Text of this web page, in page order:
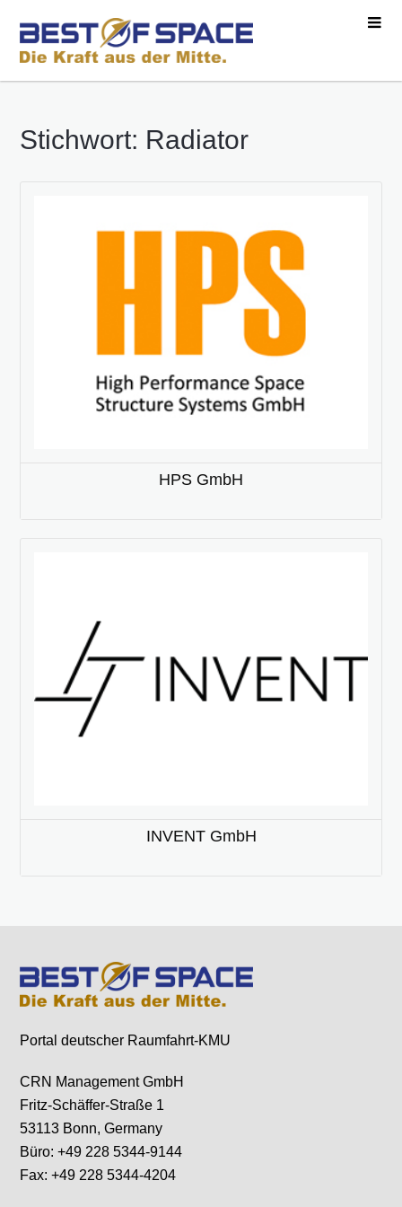
Stichwort: Radiator
HPS GmbH
INVENT GmbH
Portal deutscher Raumfahrt-KMU
CRN Management GmbH
Fritz-Schäffer-Straße 1
53113 Bonn, Germany
Büro: +49 228 5344-9144
Fax: +49 228 5344-4204